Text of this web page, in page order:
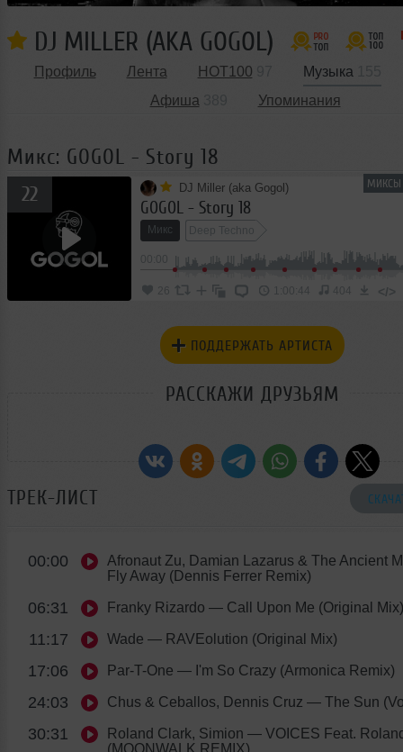
DJ MILLER (AKA GOGOL)
Профиль Лента HOT100 Музыка
Афиша
Упоминания
Микс: GOGOL - Story 18
МИКСЫ
22 DJ Miller (aka Gogol)
GOGOL - Story 18
Микс Deep Techno
26 </>
ПОДДЕРЖАТЬ АРТИСТА
РАССКАЖИ ДРУЗЬЯМ
ТРЕК-ЛИСТ
00:00
Afronaut Zu, Damian Lazarus & The Ancient
Fly Away (Dennis Ferrer Remix)
06:31 Franky Rizardo — Call Upon Me (Original Mix)
11:17 Wade — RAVEolution (Original Mix)
17:06 Par-T-One — I'm So Crazy (Armonica Remix)
24:03 Chus & Ceballos, Dennis Cruz — The Sun
30:31 Roland Clark, Simion — VOICES Feat.
(MOONWALK REMIX)